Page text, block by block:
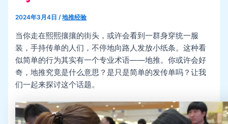
2024年3月4日/地推经验
当你走在熙熙攘攘的街头，或许会看到一群身穿统一服
装，手持传单的人们，不停地向路人发放小纸条。这种看
似简单的行为其实有一个专业术语——地推。你或许会好
奇，地推究竟是什么意思？是只是简单的发传单吗？让我
们一起来探讨这个话题。